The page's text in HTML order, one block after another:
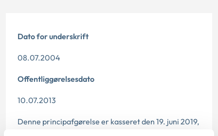
Dato for underskrift
08.07.2004
Offentliggørelsesdato
10.07.2013
Denne principafgørelse er kasseret den 19. juni 2019,